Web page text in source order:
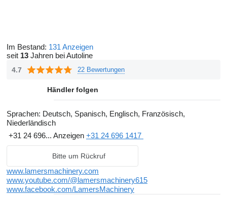
Im Bestand: 131 Anzeigen
seit 13 Jahren bei Autoline
4.7 22 Bewertungen
Händler folgen
Sprachen: Deutsch, Spanisch, Englisch, Französisch,
Niederländisch
+31 24 696... Anzeigen +31 24 696 1417
Bitte um Rückruf
www.lamersmachinery.com
www.youtube.com/@lamersmachinery615
www.facebook.com/LamersMachinery